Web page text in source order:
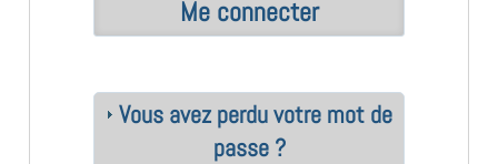
Vous avez perdu votre mot de
passe ?